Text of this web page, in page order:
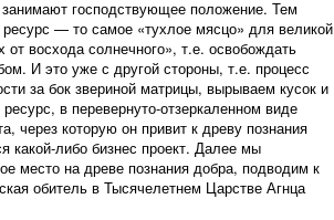
господствующее положение. Тем
— то самое «тухлое мясцо» для великой
восхода солнечного», т.е. освобождать
И это уже с другой стороны, т.е. процесс
за бок звериной матрицы, вырываем кусок и
в перевернуто-отзеркаленном виде
через которую он привит к древу познания
какой-либо бизнес проект. Далее мы
место на древе познания добра, подводим к
обитель в Тысячелетнем Царстве Агнца